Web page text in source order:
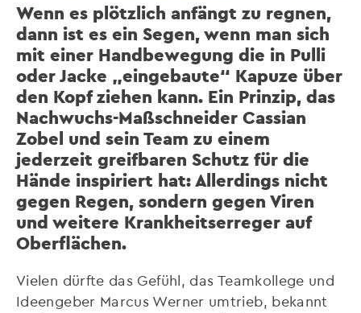
Wenn es plötzlich anfängt zu regnen,
dann ist es ein Segen, wenn man sich
mit einer Handbewegung die in Pulli
oder Jacke „eingebaute“ Kapuze über
den Kopf ziehen kann. Ein Prinzip, das
Nachwuchs-Maßschneider Cassian
Zobel und sein Team zu einem
jederzeit greifbaren Schutz für die
Hände inspiriert hat: Allerdings nicht
gegen Regen, sondern gegen Viren
und weitere Krankheitserreger auf
Oberflächen.
Vielen dürfte das Gefühl, das Teamkollege und
Ideengeber Marcus Werner umtrieb, bekannt